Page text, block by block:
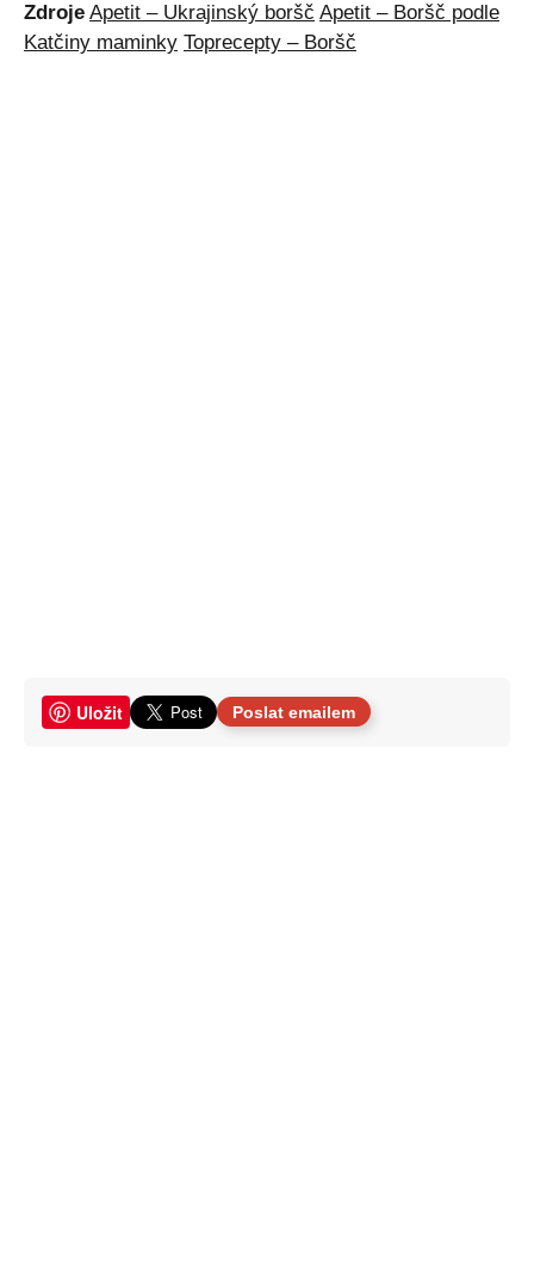
Zdroje Apetit – Ukrajinský boršč Apetit – Boršč podle
Katčiny maminky Toprecepty – Boršč
Uložit Poslat emailem